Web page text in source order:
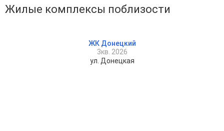
Жилые комплексы поблизости
ЖК Донецкий
3кв. 2026
ул. Донецкая